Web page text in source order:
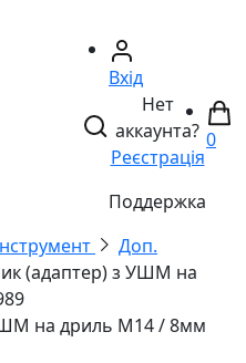
Вхід
Нет
аккаунта?
Реєстрація
Поддержка
0
Доп.
(адаптер) з УШМ на